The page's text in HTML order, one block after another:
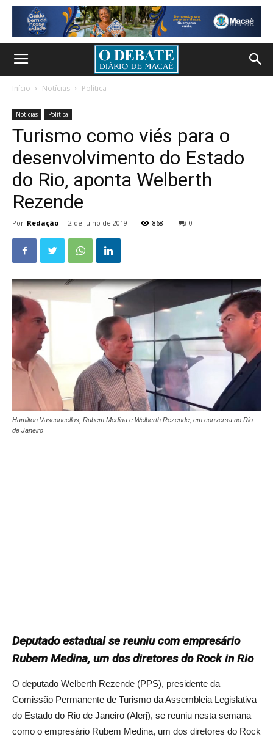
Início Notícias Política
Notícias Política
Turismo como viés para o
desenvolvimento do Estado
do Rio, aponta Welberth
Rezende
Por Redação - 2 de julho de 2019 868 0
Hamilton Vasconcellos, Rubem Medina e Welberth Rezende, em conversa no Rio
de Janeiro
Deputado estadual se reuniu com empresário
Rubem Medina, um dos diretores do Rock in Rio
O deputado Welberth Rezende (PPS), presidente da
Comissão Permanente de Turismo da Assembleia Legislativa
do Estado do Rio de Janeiro (Alerj), se reuniu nesta semana
como o empresário Rubem Medina, um dos diretores do Rock